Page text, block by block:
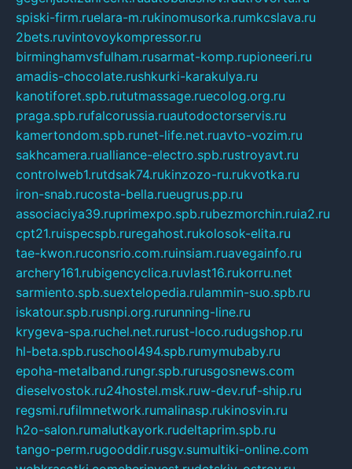
spiski-firm.ruelara-m.rukinomusorka.rumkcslava.ru
2bets.ruvintovoykompressor.ru
birminghamvsfulham.rusarmat-komp.rupioneeri.ru
amadis-chocolate.rushkurki-karakulya.ru
kanotiforet.spb.rututmassage.ruecolog.org.ru
praga.spb.rufalcorussia.ruautodoctorservis.ru
kamertondom.spb.runet-life.net.ruavto-vozim.ru
sakhcamera.rualliance-electro.spb.rustroyavt.ru
controlweb1.rutdsak74.rukinzozo-ru.rukvotka.ru
iron-snab.rucosta-bella.rueugrus.pp.ru
associaciya39.ruprimexpo.spb.rubezmorchin.ruia2.ru
cpt21.ruispecspb.ruregahost.rukolosok-elita.ru
tae-kwon.ruconsrio.com.ruinsiam.ruavegainfo.ru
archery161.rubigencyclica.ruvlast16.rukorru.net
sarmiento.spb.suextelopedia.rulammin-suo.spb.ru
iskatour.spb.rusnpi.org.rurunning-line.ru
krygeva-spa.ruchel.net.rurust-loco.rudugshop.ru
hl-beta.spb.ruschool494.spb.rumymubaby.ru
epoha-metalband.rungr.spb.rurusgosnews.com
dieselvostok.ru24hostel.msk.ruw-dev.ruf-ship.ru
regsmi.rufilmnetwork.rumalinasp.rukinosvin.ru
h2o-salon.rumalutkayork.rudeltaprim.spb.ru
tango-perm.rugooddir.rusgv.sumultiki-online.com